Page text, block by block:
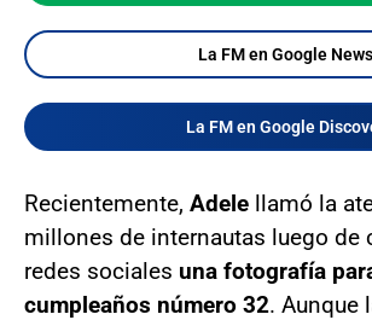
La FM en Google News
La FM en Google
Recientemente, Adele llamó la
millones de internautas luego de
redes sociales una fotografía
cumpleaños número 32. Aunque